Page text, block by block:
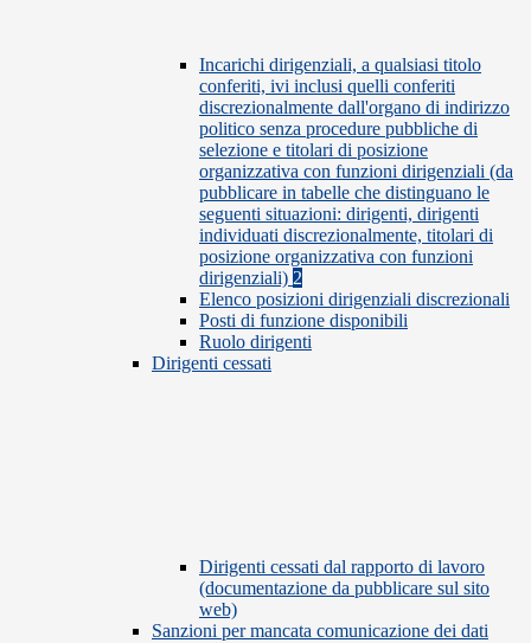
Incarichi dirigenziali, a qualsiasi titolo
conferiti, ivi inclusi quelli conferiti
discrezionalmente dall'organo di indirizzo
politico senza procedure pubbliche di
selezione e titolari di posizione
organizzativa con funzioni dirigenziali (da
pubblicare in tabelle che distinguano le
seguenti situazioni: dirigenti, dirigenti
individuati discrezionalmente, titolari di
posizione organizzativa con funzioni
dirigenziali) 2
Elenco posizioni dirigenziali discrezionali
Posti di funzione disponibili
Ruolo dirigenti
Dirigenti cessati
Dirigenti cessati dal rapporto di lavoro
(documentazione da pubblicare sul sito
web)
Sanzioni per mancata comunicazione dei dati